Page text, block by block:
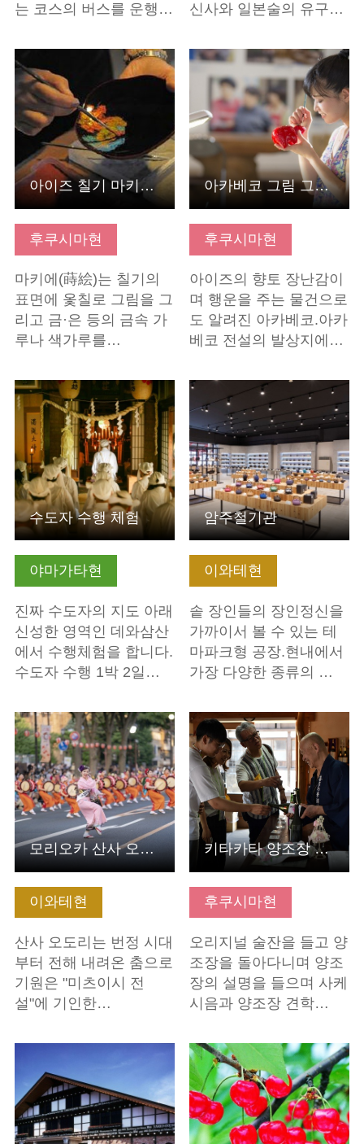
는 코스의 버스를 운행…
신사와 일본술의 유구…
후쿠시마현
마키에(蒔絵)는 칠기의
표면에 옻칠로 그림을 그
리고 금·은 등의 금속 가
루나 색가루를…
기본정보 보기
아이즈 칠기 마키에 체험
후쿠시마현
아이즈의 향토 장난감이
며 행운을 주는 물건으로
도 알려진 아카베코.아카
베코 전설의 발상지에…
기본정보 보기
아카베코 그림 그리기 체험
야마가타현
진짜 수도자의 지도 아래
신성한 영역인 데와삼산
에서 수행체험을 합니다.
수도자 수행 1박 2일…
기본정보 보기
수도자 수행 체험
이와테현
솥 장인들의 장인정신을
가까이서 볼 수 있는 테
마파크형 공장.현내에서
가장 다양한 종류의 …
기본정보 보기
암주철기관
이와테현
산사 오도리는 번정 시대
부터 전해 내려온 춤으로
기원은 "미츠이시 전
설"에 기인한…
기본정보 보기
모리오카 산사 오도리
후쿠시마현
오리지널 술잔을 들고 양
조장을 돌아다니며 양조
장의 설명을 들으며 사케
시음과 양조장 견학…
기본정보 보기
키타카타 양조장 탐방 느긋하게 산책하기
기본정보 보기